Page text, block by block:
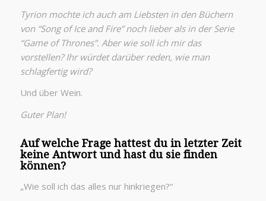
Tyrion mochte ich auch am Liebsten in den Büchern
von “Song of Ice and Fire” noch lieber als in der Serie
“Game of Thrones”. Aber wie soll ich mir das
vorstellen? Ihr würdet darüber reden, wie man
schlagfertig wird?
Und über Wein.
Guter Plan!
Auf welche Frage hattest du in letzter Zeit
keine Antwort und hast du sie finden
können?
„Wie soll ich das alles nur hinkriegen?“